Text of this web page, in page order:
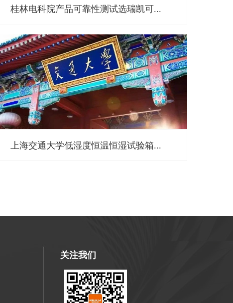
桂林电科院产品可靠性测试选瑞凯可...
上海交通大学低湿度恒温恒湿试验箱...
关注我们